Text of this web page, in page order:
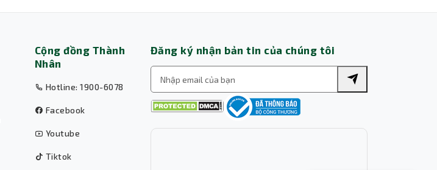
Cộng đồng Thành
Nhân
Hotline: 1900-6078
Facebook
Youtube
Tiktok
Đăng ký nhận bản tin của chúng tôi